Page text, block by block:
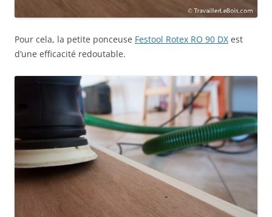
Pour cela, la petite ponceuse Festool Rotex RO 90 DX est
d’une efficacité redoutable.